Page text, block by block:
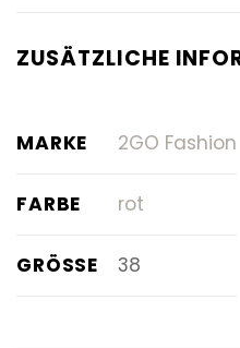
ZUSÄTZLICHE
MARKE 2GO Fashion
FARBE rot
GRÖSSE 38